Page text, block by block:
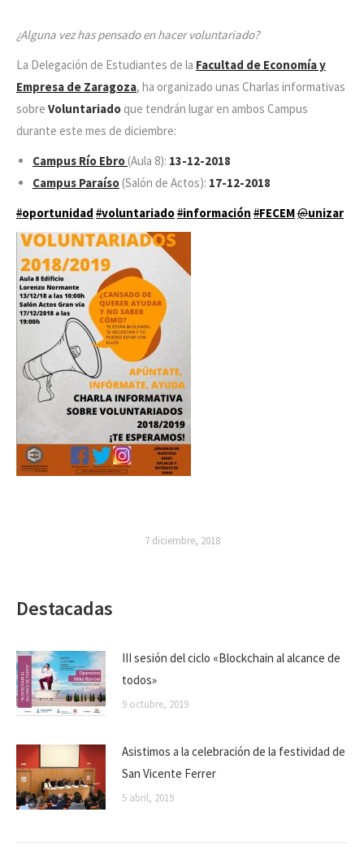
¿Alguna vez has pensado en hacer voluntariado?
La Delegación de Estudiantes de la Facultad de Economía y
Empresa de Zaragoza, ha organizado unas Charlas informativas
sobre Voluntariado que tendrán lugar en ambos Campus
durante este mes de diciembre:
Campus Río Ebro(Aula 8): 13-12-2018
Campus Paraíso(Salón de Actos): 17-12-2018
#oportunidad #voluntariado#información #FECEM@unizar
7 diciembre, 2018
Destacadas
III sesión del ciclo «Blockchain al alcance de
todos»
9 octubre, 2019
Asistimos a la celebración de la festividad de
San Vicente Ferrer
5 abril, 2019